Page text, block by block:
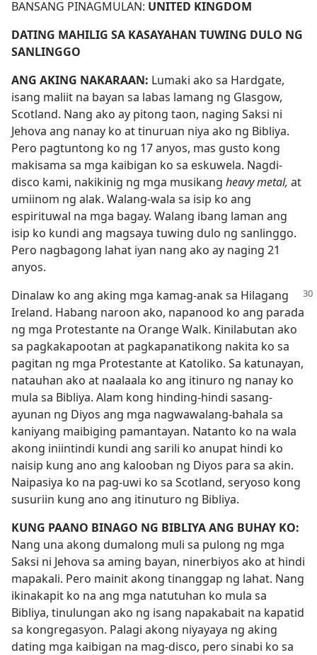
BANSANG PINAGMULAN: UNITED KINGDOM
DATING MAHILIG SA KASAYAHAN TUWING DULO NG
SANLINGGO
ANG AKING NAKARAAN: Lumaki ako sa Hardgate,
isang maliit na bayan sa labas lamang ng Glasgow,
Scotland. Nang ako ay pitong taon, naging Saksi ni
Jehova ang nanay ko at tinuruan niya ako ng Bibliya.
Pero pagtuntong ko ng 17 anyos, mas gusto kong
makisama sa mga kaibigan ko sa eskuwela. Nagdi-
disco kami, nakikinig ng mga musikang heavy metal, at
umiinom ng alak. Walang-wala sa isip ko ang
espirituwal na mga bagay. Walang ibang laman ang
isip ko kundi ang magsaya tuwing dulo ng sanlinggo.
Pero nagbagong lahat iyan nang ako ay naging 21
anyos.
Dinalaw ko ang aking mga kamag-anak sa Hilagang
Ireland. Habang naroon ako, napanood ko ang parada
ng mga Protestante na Orange Walk. Kinilabutan ako
sa pagkakapootan at pagkapanatikong nakita ko sa
pagitan ng mga Protestante at Katoliko. Sa katunayan,
natauhan ako at naalaala ko ang itinuro ng nanay ko
mula sa Bibliya. Alam kong hinding-hindi sasang-
ayunan ng Diyos ang mga nagwawalang-bahala sa
kaniyang maibiging pamantayan. Natanto ko na wala
akong iniintindi kundi ang sarili ko anupat hindi ko
naisip kung ano ang kalooban ng Diyos para sa akin.
Naipasiya ko na pag-uwi ko sa Scotland, seryoso kong
susuriin kung ano ang itinuturo ng Bibliya.
KUNG PAANO BINAGO NG BIBLIYA ANG BUHAY KO:
Nang una akong dumalong muli sa pulong ng mga
Saksi ni Jehova sa aming bayan, ninerbiyos ako at hindi
mapakali. Pero mainit akong tinanggap ng lahat. Nang
ikinakapit ko na ang mga natutuhan ko mula sa
Bibliya, tinulungan ako ng isang napakabait na kapatid
sa kongregasyon. Palagi akong niyayaya ng aking
dating mga kaibigan na mag-disco, pero sinabi ko sa